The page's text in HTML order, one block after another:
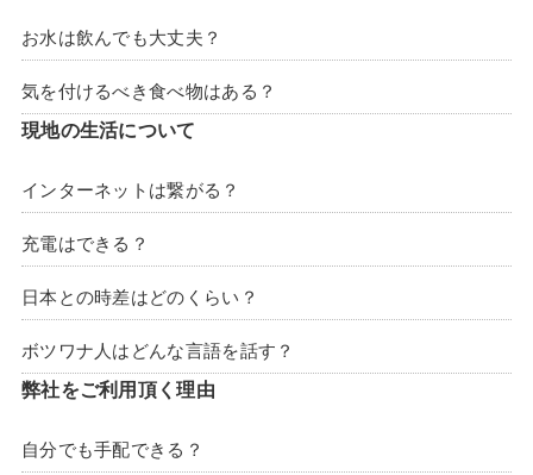
お水は飲んでも大丈夫？
気を付けるべき食べ物はある？
現地の生活について
インターネットは繋がる？
充電はできる？
日本との時差はどのくらい？
ボツワナ人はどんな言語を話す？
弊社をご利用頂く理由
自分でも手配できる？